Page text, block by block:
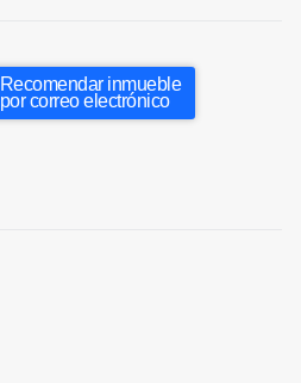
Recomendar inmueble
por correo electrónico